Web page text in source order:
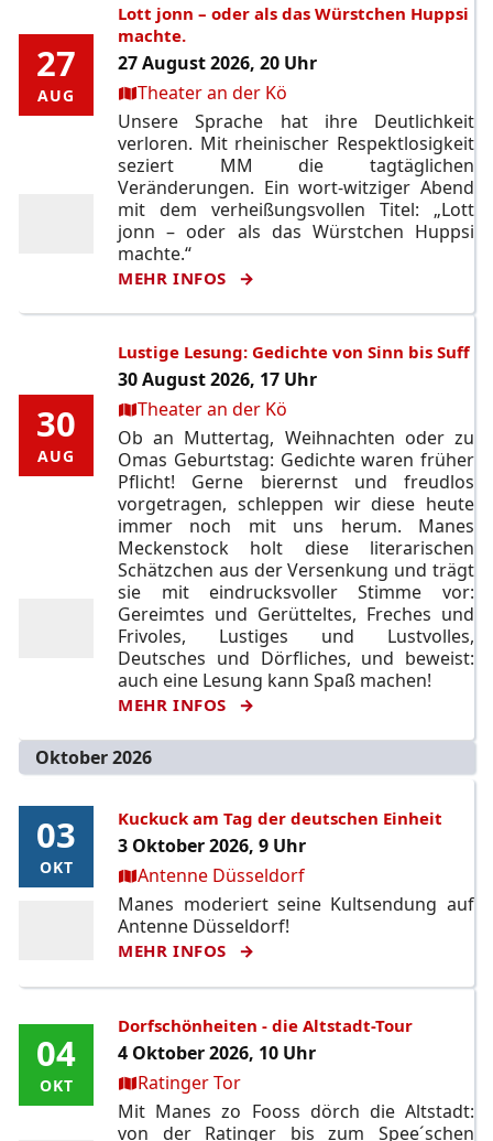
27
AUG
27
AUG
Lott jonn – oder als das Würstchen Huppsi
machte.
27 August 2026, 20 Uhr
Ort:Theater an der Kö
Unsere Sprache hat ihre Deutlichkeit
verloren. Mit rheinischer Respektlosigkeit
seziert MM die tagtäglichen
Veränderungen. Ein wort-witziger Abend
mit dem verheißungsvollen Titel: „Lott
jonn – oder als das Würstchen Huppsi
machte.“
MEHR INFOS
30
AUG
30
AUG
Lustige Lesung: Gedichte von Sinn bis Suff
30 August 2026, 17 Uhr
Ort:Theater an der Kö
Ob an Muttertag, Weihnachten oder zu
Omas Geburtstag: Gedichte waren früher
Pflicht! Gerne bierernst und freudlos
vorgetragen, schleppen wir diese heute
immer noch mit uns herum. Manes
Meckenstock holt diese literarischen
Schätzchen aus der Versenkung und trägt
sie mit eindrucksvoller Stimme vor:
Gereimtes und Gerütteltes, Freches und
Frivoles, Lustiges und Lustvolles,
Deutsches und Dörfliches, und beweist:
auch eine Lesung kann Spaß machen!
MEHR INFOS
Oktober 2026
03
OKT
03
OKT
Kuckuck am Tag der deutschen Einheit
3 Oktober 2026, 9 Uhr
Ort:Antenne Düsseldorf
Manes moderiert seine Kultsendung auf
Antenne Düsseldorf!
MEHR INFOS
04
OKT
04
OKT
Dorfschönheiten - die Altstadt-Tour
4 Oktober 2026, 10 Uhr
Ort:Ratinger Tor
Mit Manes zo Fooss dörch die Altstadt:
von der Ratinger bis zum Spee´schen